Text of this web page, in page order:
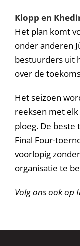
Klopp en
Het plan komt
onder anderen
bestuurders uit
over de
Het seizoen
reeksen met
ploeg. De beste
Final Four-
voorlopig
organisatie te
Volg ons ook op